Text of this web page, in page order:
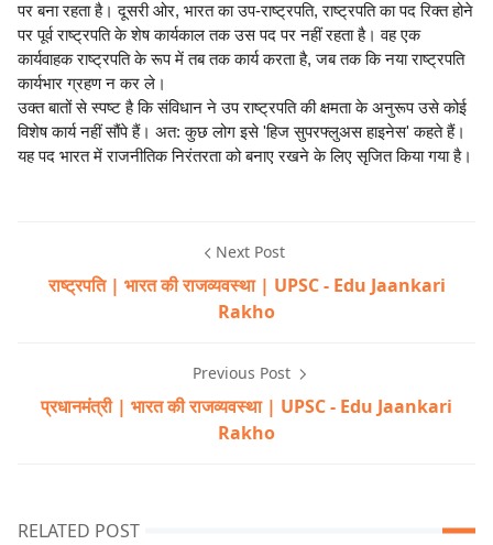
पर बना रहता है। दूसरी ओर, भारत का उप-राष्ट्रपति, राष्ट्रपति का पद रिक्त होने
पर पूर्व राष्ट्रपति के शेष कार्यकाल तक उस पद पर नहीं रहता है। वह एक
कार्यवाहक राष्ट्रपति के रूप में तब तक कार्य करता है, जब तक कि नया राष्ट्रपति
कार्यभार ग्रहण न कर ले।
उक्त बातों से स्पष्ट है कि संविधान ने उप राष्ट्रपति की क्षमता के अनुरूप उसे कोई
विशेष कार्य नहीं सौंपे हैं। अत: कुछ लोग इसे 'हिज सुपरफ्लुअस हाइनेस' कहते हैं।
यह पद भारत में राजनीतिक निरंतरता को बनाए रखने के लिए सृजित किया गया है।
Next Post
राष्ट्रपति | भारत की राजव्यवस्था | UPSC - Edu Jaankari
Rakho
Previous Post
प्रधानमंत्री | भारत की राजव्यवस्था | UPSC - Edu Jaankari
Rakho
RELATED POST